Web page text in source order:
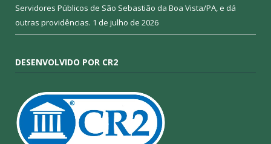
Servidores Públicos de São Sebastião da Boa Vista/PA, e dá
outras providências. 1 de julho de 2026
DESENVOLVIDO POR CR2